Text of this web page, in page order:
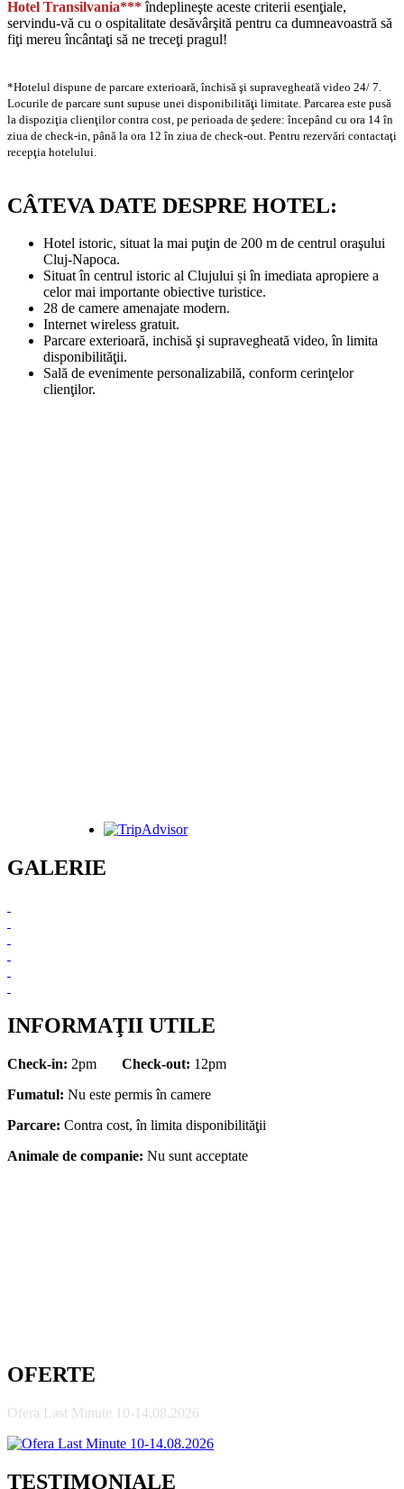
Hotel Transilvania*** îndeplineşte aceste criterii esenţiale,
servindu-vă cu o ospitalitate desăvârşită pentru ca dumneavoastră să
fiţi mereu încântaţi să ne treceţi pragul!
*Hotelul dispune de parcare exterioară, închisă şi supravegheată video 24/ 7.
Locurile de parcare sunt supuse unei disponibilităţi limitate. Parcarea este pusă
la dispoziţia clienţilor contra cost, pe perioada de şedere: începând cu ora 14 în
ziua de check-in, până la ora 12 în ziua de check-out. Pentru rezervări contactaţi
recepţia hotelului.
CÂTEVA DATE DESPRE HOTEL:
Hotel istoric, situat la mai puţin de 200 m de centrul oraşului
Cluj-Napoca.
Situat în centrul istoric al Clujului și în imediata apropiere a
celor mai importante obiective turistice.
28 de camere amenajate modern.
Internet wireless gratuit.
Parcare exterioară, inchisă şi supravegheată video, în limita
disponibilităţii.
Sală de evenimente personalizabilă, conform cerinţelor
clienţilor.
GALERIE
INFORMAŢII UTILE
Check-in: 2pm Check-out: 12pm
Fumatul: Nu este permis în camere
Parcare: Contra cost, în limita disponibilităţii
Animale de companie: Nu sunt acceptate
OFERTE
Ofera Last Minute 10-14.08.2026
TESTIMONIALE